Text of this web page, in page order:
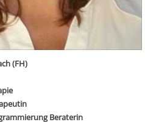
(FH)
Beraterin